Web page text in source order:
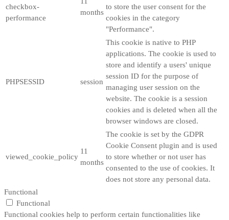
checkbox-
performance
months
to store the user consent for the
cookies in the category
"Performance".
PHPSESSID session
This cookie is native to PHP
applications. The cookie is used to
store and identify a users' unique
session ID for the purpose of
managing user session on the
website. The cookie is a session
cookies and is deleted when all the
browser windows are closed.
viewed_cookie_policy
11
months
The cookie is set by the GDPR
Cookie Consent plugin and is used
to store whether or not user has
consented to the use of cookies. It
does not store any personal data.
Functional
Functional
Functional cookies help to perform certain functionalities like